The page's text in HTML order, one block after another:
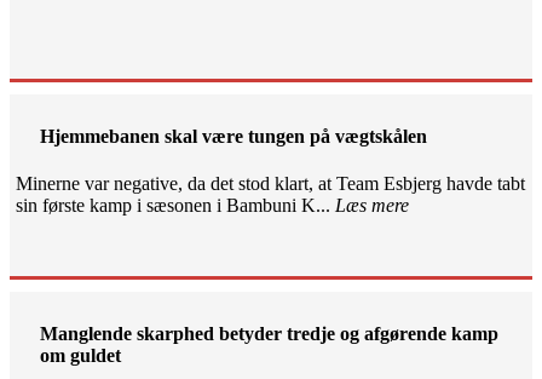
Hjemmebanen skal være tungen på vægtskålen
Minerne var negative, da det stod klart, at Team Esbjerg havde tabt
sin første kamp i sæsonen i Bambuni K... Læs mere
Manglende skarphed betyder tredje og afgørende kamp
om guldet